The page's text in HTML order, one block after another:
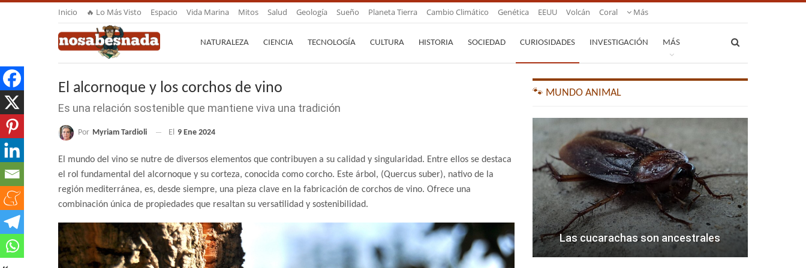
Inicio 🔥 Lo Más Visto Espacio Vida Marina Mitos Salud Geología Sueño Planeta Tierra Cambio Climático Genética EEUU Volcán Coral Más
NATURALEZA CIENCIA TECNOLOGÍA CULTURA HISTORIA SOCIEDAD CURIOSIDADES INVESTIGACIÓN MÁS
El alcornoque y los corchos de vino
Es una relación sostenible que mantiene viva una tradición
Por Myriam Tardioli El 9 Ene 2024
El mundo del vino se nutre de diversos elementos que contribuyen a su calidad y singularidad. Entre ellos se destaca
el rol fundamental del alcornoque y su corteza, conocida como corcho. Este árbol, (Quercus suber), nativo de la
región mediterránea, es, desde siempre, una pieza clave en la fabricación de corchos de vino. Ofrece una
combinación única de propiedades que resaltan su versatilidad y sostenibilidad.
🐾 MUNDO ANIMAL
Las cucarachas son ancestrales